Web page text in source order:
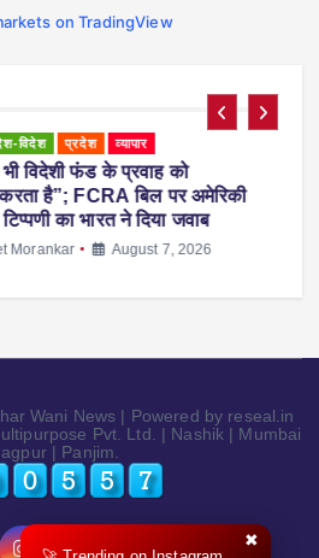
✖
on TradingView
देश-विदेश प्रदेश महाराष्ट्र
में नकली ‘एनालॉग पनीर’ पर 1 साल
होटल-रेस्टोरेंट में उपयोग करने पर
कार्रवाई
Morankar August 5, 2026
Wani News | Powered by reseal.in
Pvt. Ltd. | Nashik | Mumbai
| Panjim.